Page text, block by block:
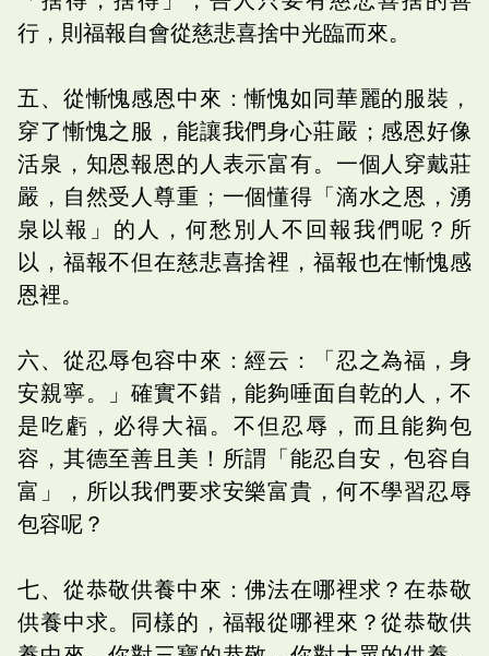
行，則福報自會從慈悲喜捨中光臨而來。
五、從慚愧感恩中來：慚愧如同華麗的服裝，
穿了慚愧之服，能讓我們身心莊嚴；感恩好像
活泉，知恩報恩的人表示富有。一個人穿戴莊
嚴，自然受人尊重；一個懂得「滴水之恩，湧
泉以報」的人，何愁別人不回報我們呢？所
以，福報不但在慈悲喜捨裡，福報也在慚愧感
恩裡。
六、從忍辱包容中來：經云：「忍之為福，身
安親寧。」確實不錯，能夠唾面自乾的人，不
是吃虧，必得大福。不但忍辱，而且能夠包
容，其德至善且美！所謂「能忍自安，包容自
富」，所以我們要求安樂富貴，何不學習忍辱
包容呢？
七、從恭敬供養中來：佛法在哪裡求？在恭敬
供養中求。同樣的，福報從哪裡來？從恭敬供